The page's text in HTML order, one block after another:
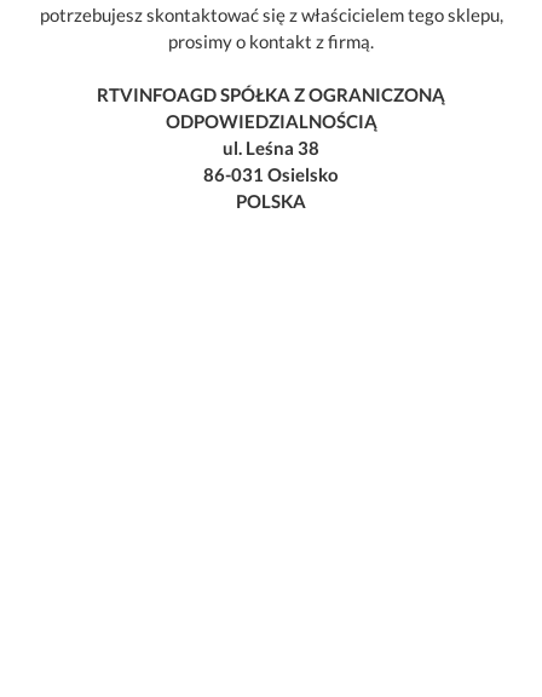
potrzebujesz skontaktować się z właścicielem tego sklepu,
prosimy o kontakt z firmą.
RTVINFOAGD SPÓŁKA Z OGRANICZONĄ
ODPOWIEDZIALNOŚCIĄ
ul. Leśna 38
86-031 Osielsko
POLSKA